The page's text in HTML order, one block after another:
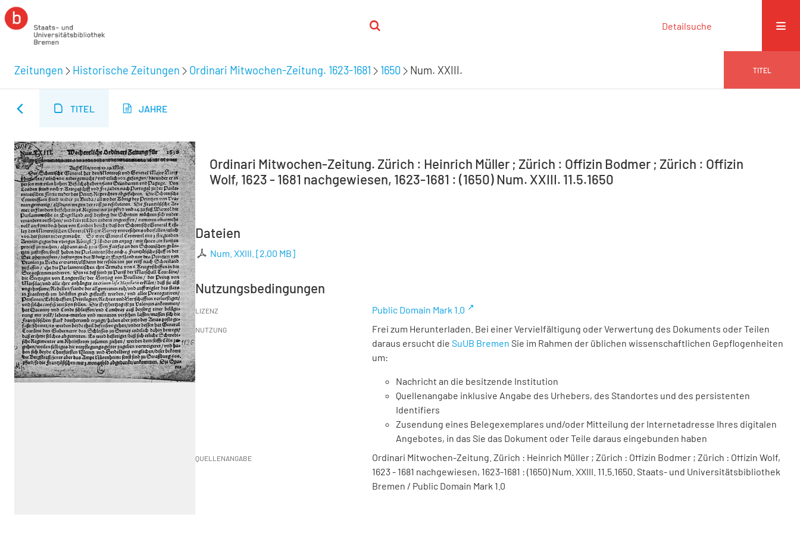
Detailsuche
Zeitungen Historische Zeitungen Ordinari Mitwochen-Zeitung. 1623-1681 1650 Num. XXIII. TITEL
TITEL JAHRE
Ordinari Mitwochen-Zeitung. Zürich : Heinrich Müller ; Zürich : Offizin Bodmer ; Zürich : Offizin
Wolf, 1623 - 1681 nachgewiesen, 1623-1681 : (1650) Num. XXIII. 11.5.1650
Dateien
Num. XXIII. [2,00 MB]
Nutzungsbedingungen
LIZENZ Public Domain Mark 1.0
NUTZUNG
Frei zum Herunterladen. Bei einer Vervielfältigung oder Verwertung des Dokuments oder Teilen
daraus ersucht die SuUB Bremen Sie im Rahmen der üblichen wissenschaftlichen Gepflogenheiten
um:
Nachricht an die besitzende Institution
Quellenangabe inklusive Angabe des Urhebers, des Standortes und des persistenten
Identifiers
Zusendung eines Belegexemplares und/oder Mitteilung der Internetadresse Ihres digitalen
Angebotes, in das Sie das Dokument oder Teile daraus eingebunden haben
QUELLENANGABE
Ordinari Mitwochen-Zeitung. Zürich : Heinrich Müller ; Zürich : Offizin Bodmer ; Zürich : Offizin Wolf,
1623 - 1681 nachgewiesen, 1623-1681 : (1650) Num. XXIII. 11.5.1650. Staats- und Universitätsbibliothek
Bremen / Public Domain Mark 1.0